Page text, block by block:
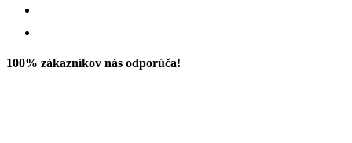
100% zákazníkov nás odporúča!